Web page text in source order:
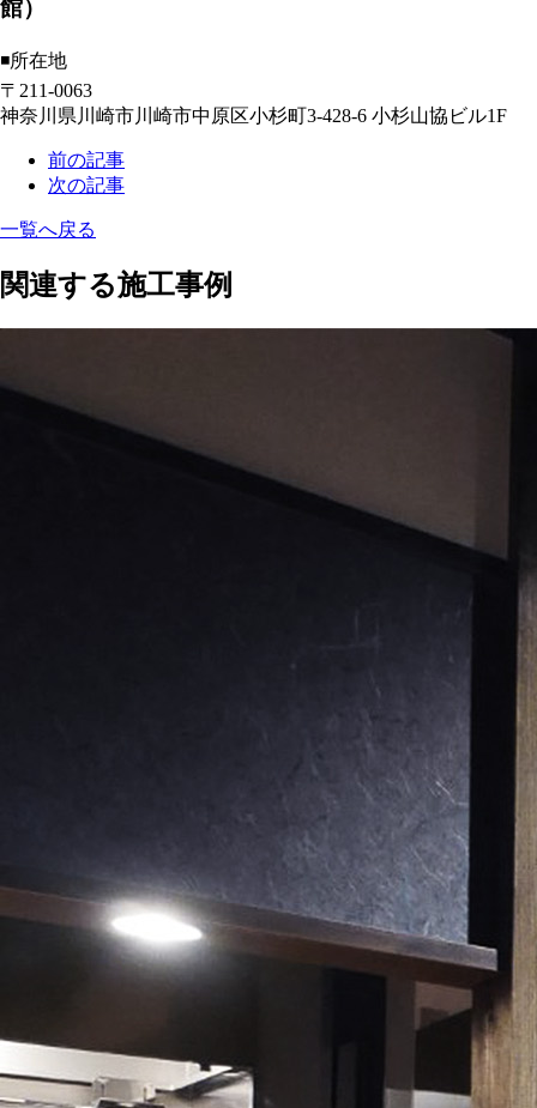
館）
◾️所在地
〒211-0063
神奈川県川崎市川崎市中原区小杉町3-428-6 小杉山協ビル1F
前の記事
次の記事
一覧へ戻る
関連する施工事例